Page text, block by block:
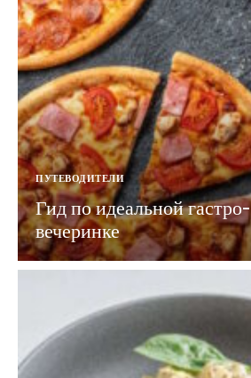
ПУТЕВОДИТЕЛИ
Гид по идеальной гастро-
вечеринке